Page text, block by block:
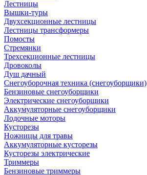
Лестницы
Вышки-туры
Двухсекционные лестницы
Лестницы трансформеры
Помосты
Стремянки
Трехсекционные лестницы
Дровоколы
Душ дачный
Снегоуборочная техника (снегоуборщики)
Бензиновые снегоуборщики
Электрические снегоуборщики
Аккумуляторные снегоуборщики
Лодочные моторы
Кусторезы
Ножницы для травы
Аккумуляторные кусторезы
Кусторезы электрические
Триммеры
Бензиновые триммеры